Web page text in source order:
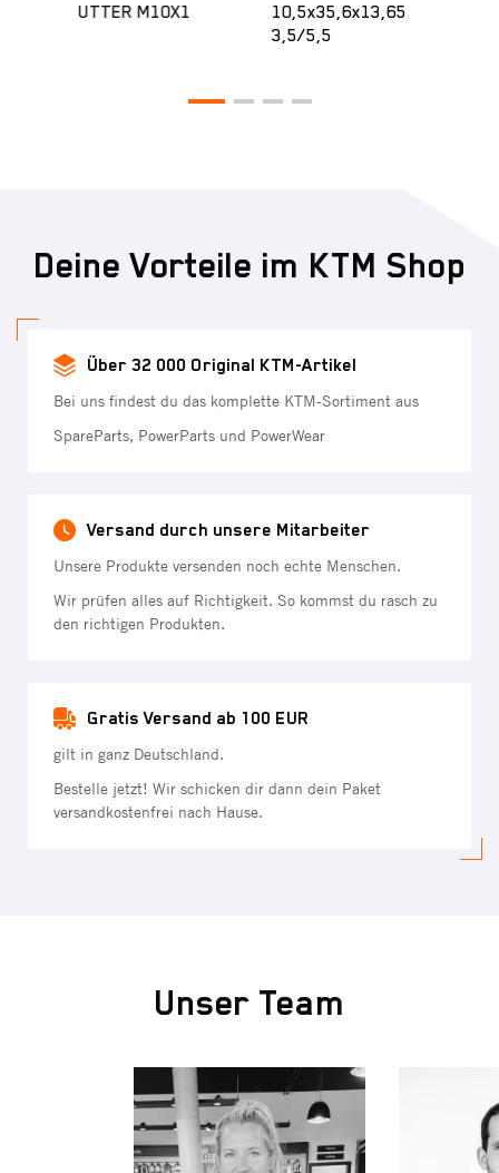
UTTER M10X1
10,5x35,6x13,65
3,5/5,5
Deine Vorteile im KTM Shop
Über 32 000 Original KTM-Artikel
Bei uns findest du das komplette KTM-Sortiment aus
SpareParts, PowerParts und PowerWear
Versand durch unsere Mitarbeiter
Unsere Produkte versenden noch echte Menschen.
Wir prüfen alles auf Richtigkeit. So kommst du rasch zu
den richtigen Produkten.
Gratis Versand ab 100 EUR
gilt in ganz Deutschland.
Bestelle jetzt! Wir schicken dir dann dein Paket
versandkostenfrei nach Hause.
Unser Team